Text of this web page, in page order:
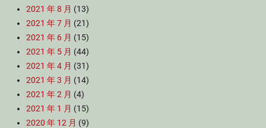
2021 年 8 月 (13)
2021 年 7 月 (21)
2021 年 6 月 (15)
2021 年 5 月 (44)
2021 年 4 月 (31)
2021 年 3 月 (14)
2021 年 2 月 (4)
2021 年 1 月 (15)
2020 年 12 月 (9)